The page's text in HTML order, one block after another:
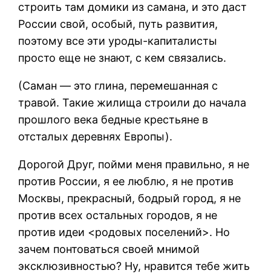
строить там домики из самана, и это даст
России свой, особый, путь развития,
поэтому все эти уроды-капиталисты
просто еще не знают, с кем связались.
(Саман — это глина, перемешанная с
травой. Такие жилища строили до начала
прошлого века бедные крестьяне в
отсталых деревнях Европы).
Дорогой Друг, пойми меня правильно, я не
против России, я ее люблю, я не против
Москвы, прекрасный, бодрый город, я не
против всех остальных городов, я не
против идеи <родовых поселений>. Но
зачем понтоваться своей мнимой
эксклюзивностью? Ну, нравится тебе жить